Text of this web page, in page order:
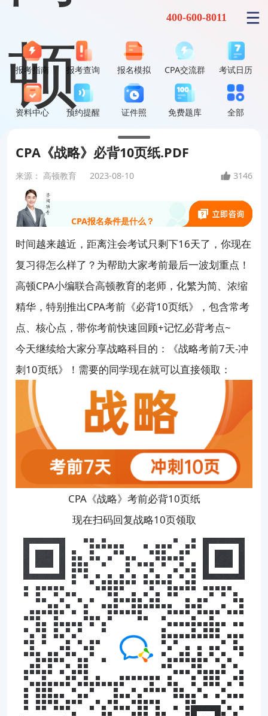
400-600-8011
报考指南 报考查询 报名模拟 CPA交流群 考试日历
资料中心 预约提醒 证件照 免费题库 全部
CPA《战略》必背10页纸.PDF
来源： 高顿教育 2023-08-10 3146
零基础到底能不能一次过？
CPA前景到底如何？
就业方向和薪资待遇怎么样？
CPA该先考哪几科？
时间越来越近，距离注会考试只剩下16天了，你现在
复习得怎么样了？为帮助大家考前最后一波划重点！
高顿CPA小编联合高顿教育的老师，化繁为简、浓缩
精华，特别推出CPA考前《必背10页纸》，包含常考
点、核心点，带你考前快速回顾+记忆必背考点~
今天继续给大家分享战略科目的：《战略考前7天-冲
刺10页纸》！需要的同学现在就可以直接领取：
CPA《战略》考前必背10页纸
现在扫码回复战略10页领取